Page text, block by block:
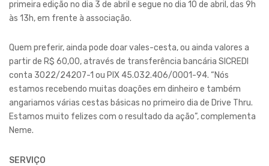
primeira edição no dia 3 de abril e segue no dia 10 de abril, das 9h
às 13h, em frente à associação.
Quem preferir, ainda pode doar vales-cesta, ou ainda valores a
partir de R$ 60,00, através de transferência bancária SICREDI
conta 3022/24207-1 ou PIX 45.032.406/0001-94. “Nós
estamos recebendo muitas doações em dinheiro e também
angariamos várias cestas básicas no primeiro dia de Drive Thru.
Estamos muito felizes com o resultado da ação”, complementa
Neme.
SERVIÇO